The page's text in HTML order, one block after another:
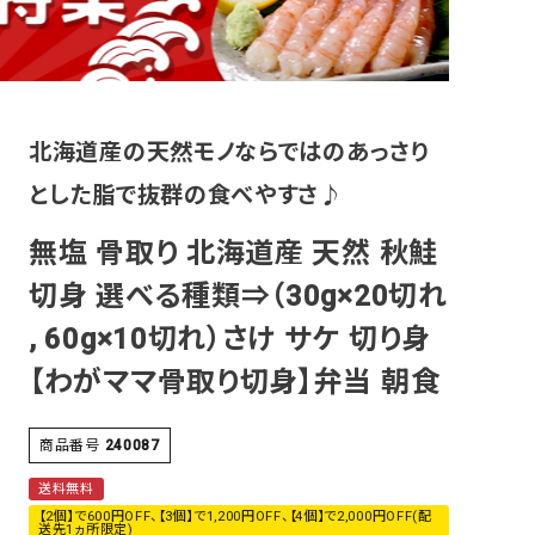
その他
北海道産の天然モノならではのあっさり
とした脂で抜群の食べやすさ♪
無塩 骨取り 北海道産 天然 秋鮭
切身 選べる種類⇒（30g×20切れ
, 60g×10切れ）さけ サケ 切り身
【わがママ骨取り切身】弁当 朝食
商品番号 240087
送料無料
【2個】で600円OFF、【3個】で1,200円OFF、【4個】で2,000円OFF(配
送先1ヵ所限定)